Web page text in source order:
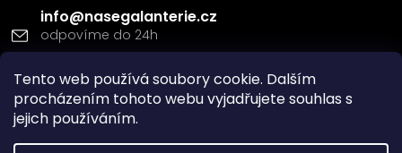
Tento web používá soubory cookie. Dalším
procházením tohoto webu vyjadřujete souhlas s
jejich používáním.
info@nasegalanterie.cz
Doprava a platba